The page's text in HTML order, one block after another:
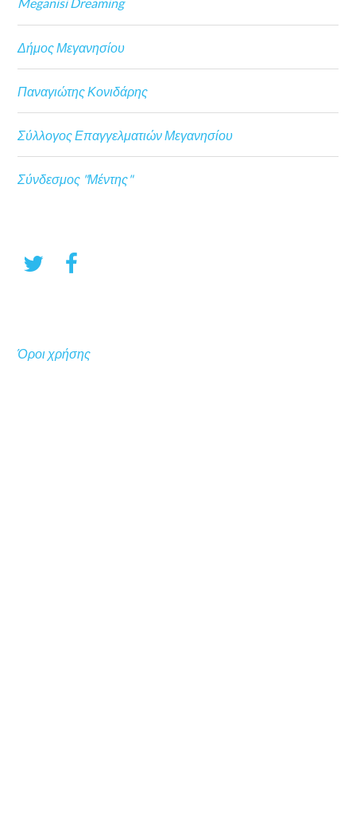
Meganisi Dreaming
Δήμος Μεγανησίου
Παναγιώτης Κονιδάρης
Σύλλογος Επαγγελματιών Μεγανησίου
Σύνδεσμος "Μέντης"
Όροι χρήσης